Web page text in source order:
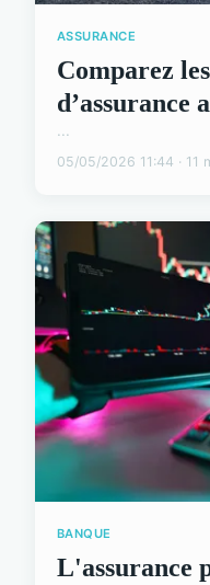
ASSURANCE
Comparez
d’assurance
...
05/05/2026 11:44 · 11
BANQUE
L'assurance